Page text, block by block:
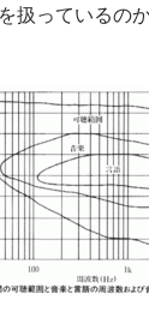
扱っているの